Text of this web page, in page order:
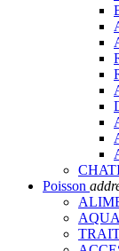
Poisson add